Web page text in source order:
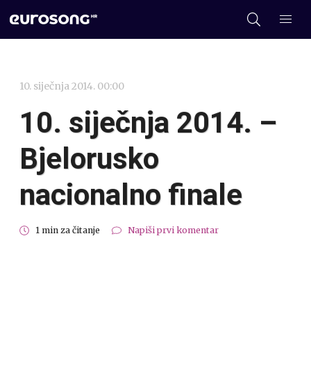
10. siječnja 2014. 00:00
10. siječnja 2014. –
Bjelorusko
nacionalno finale
1 min za čitanje Napiši prvi komentar